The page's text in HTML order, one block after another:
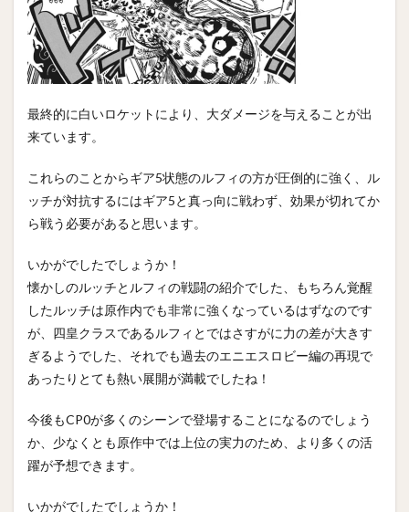
最終的に白いロケットにより、大ダメージを与えることが出
来ています。
これらのことからギア5状態のルフィの方が圧倒的に強く、ル
ッチが対抗するにはギア5と真っ向に戦わず、効果が切れてか
ら戦う必要があると思います。
いかがでしたでしょうか！
懐かしのルッチとルフィの戦闘の紹介でした、もちろん覚醒
したルッチは原作内でも非常に強くなっているはずなのです
が、四皇クラスであるルフィとではさすがに力の差が大きす
ぎるようでした、それでも過去のエニエスロビー編の再現で
あったりとても熱い展開が満載でしたね！
今後もCP0が多くのシーンで登場することになるのでしょう
か、少なくとも原作中では上位の実力のため、より多くの活
躍が予想できます。
いかがでしたでしょうか！